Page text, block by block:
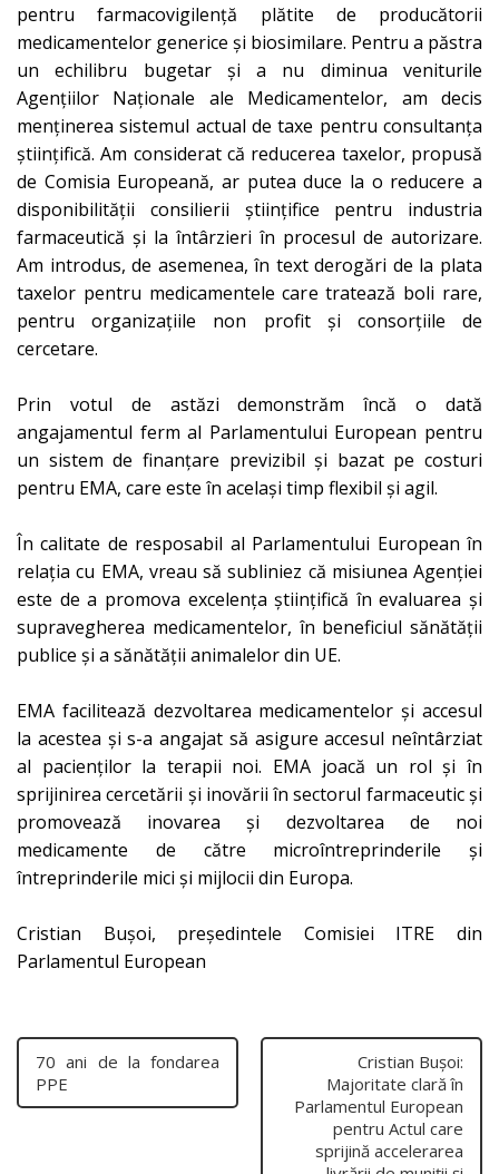
pentru farmacovigilență plătite de producătorii
medicamentelor generice și biosimilare. Pentru a păstra
un echilibru bugetar și a nu diminua veniturile
Agențiilor Naționale ale Medicamentelor, am decis
menținerea sistemul actual de taxe pentru consultanța
științifică. Am considerat că reducerea taxelor, propusă
de Comisia Europeană, ar putea duce la o reducere a
disponibilității consilierii științifice pentru industria
farmaceutică și la întârzieri în procesul de autorizare.
Am introdus, de asemenea, în text derogări de la plata
taxelor pentru medicamentele care tratează boli rare,
pentru organizațiile non profit și consorțiile de
cercetare.
Prin votul de astăzi demonstrăm încă o dată
angajamentul ferm al Parlamentului European pentru
un sistem de finanţare previzibil şi bazat pe costuri
pentru EMA, care este în acelaşi timp flexibil şi agil.
În calitate de resposabil al Parlamentului European în
relația cu EMA, vreau să subliniez că misiunea Agenției
este de a promova excelența științifică în evaluarea și
supravegherea medicamentelor, în beneficiul sănătății
publice și a sănătății animalelor din UE.
EMA facilitează dezvoltarea medicamentelor și accesul
la acestea și s-a angajat să asigure accesul neîntârziat
al pacienților la terapii noi. EMA joacă un rol și în
sprijinirea cercetării și inovării în sectorul farmaceutic și
promovează inovarea și dezvoltarea de noi
medicamente de către microîntreprinderile și
întreprinderile mici și mijlocii din Europa.
Cristian Bușoi, președintele Comisiei ITRE din
Parlamentul European
70 ani de la fondarea
PPE
Cristian Bușoi:
Majoritate clară în
Parlamentul European
pentru Actul care
sprijină accelerarea